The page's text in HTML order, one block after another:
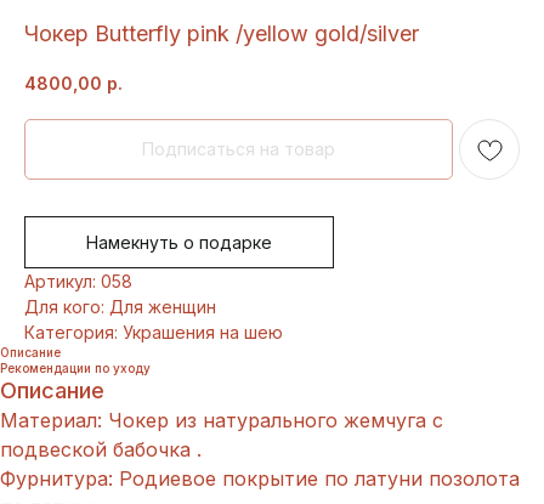
Чокер Butterfly pink /yellow gold/silver
4800,00 р.
Намекнуть о подарке
Артикул: 058
Для кого: Для женщин
Категория: Украшения на шею
Описание
Рекомендации по уходу
Описание
Материал: Чокер из натурального жемчуга с
подвеской бабочка .
Фурнитура: Родиевое покрытие по латуни позолота